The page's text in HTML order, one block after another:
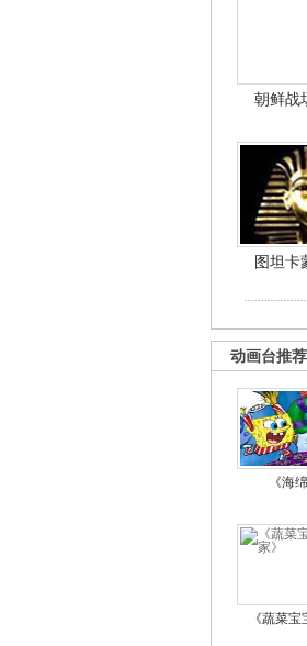
朝鲜战
图坦卡
动画台推荐
《海
《蔬菜宝